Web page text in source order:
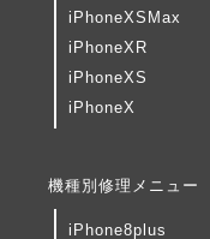
iPhoneXSMax
iPhoneXR
iPhoneXS
iPhoneX
機種別修理メニュー
iPhone8plus